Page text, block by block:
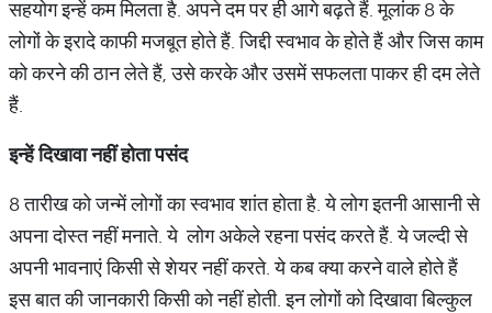
सहयोग इन्हें कम मिलता है. अपने दम पर ही आगे बढ़ते हैं. मूलांक 8 के
लोगों के इरादे काफी मजबूत होते हैं. जिद्दी स्वभाव के होते हैं और जिस काम
को करने की ठान लेते हैं, उसे करके और उसमें सफलता पाकर ही दम लेते
हैं.
इन्हें दिखावा नहीं होता पसंद
8 तारीख को जन्में लोगों का स्वभाव शांत होता है. ये लोग इतनी आसानी से
अपना दोस्त नहीं मनाते. ये लोग अकेले रहना पसंद करते हैं. ये जल्दी से
अपनी भावनाएं किसी से शेयर नहीं करते. ये कब क्या करने वाले होते हैं
इस बात की जानकारी किसी को नहीं होती. इन लोगों को दिखावा बिल्कुल